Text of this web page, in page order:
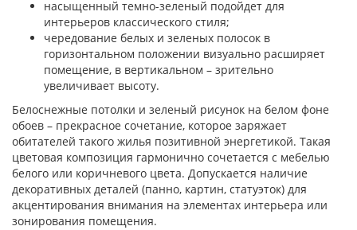
насыщенный темно-зеленый подойдет для
интерьеров классического стиля;
чередование белых и зеленых полосок в
горизонтальном положении визуально расширяет
помещение, в вертикальном – зрительно
увеличивает высоту.
Белоснежные потолки и зеленый рисунок на белом фоне
обоев – прекрасное сочетание, которое заряжает
обитателей такого жилья позитивной энергетикой. Такая
цветовая композиция гармонично сочетается с мебелью
белого или коричневого цвета. Допускается наличие
декоративных деталей (панно, картин, статуэток) для
акцентирования внимания на элементах интерьера или
зонирования помещения.